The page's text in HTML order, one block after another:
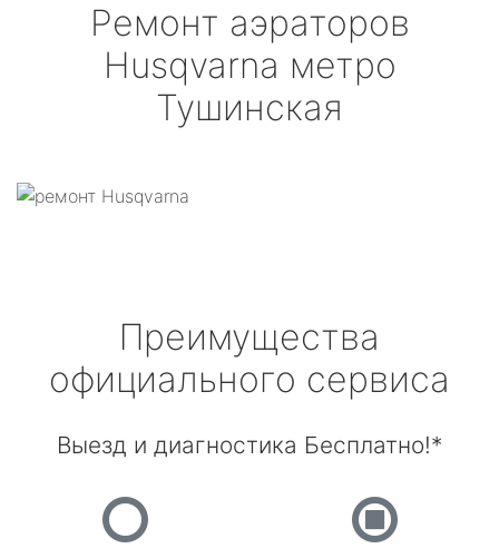
Ремонт аэраторов
Husqvarna метро
Тушинская
Преимущества
официального сервиса
Выезд и диагностика Бесплатно!*